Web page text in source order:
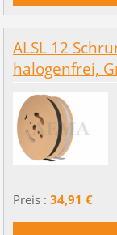
ALSL 12
halogenfrei,
Preis : 34,91 €